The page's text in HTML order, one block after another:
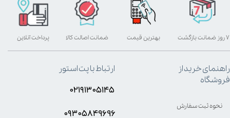
بهترین قیمت پرداخت آنلاین ۷ روز ضمانت بازگشت ضمانت اصالت کالا
راهنمای خرید از
فروشگاه
نحوه ثبت سفارش
ارتباط با پت استور
۰۲۱۹۱۳۰۵۱۴۵
۰۹۳۰۵8۴9696